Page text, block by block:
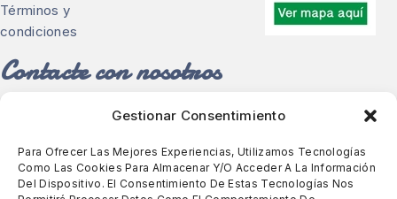
Gestionar Consentimiento
Para Ofrecer Las Mejores Experiencias, Utilizamos Tecnologías
Como Las Cookies Para Almacenar Y/o Acceder A La Información
Del Dispositivo. El Consentimiento De Estas Tecnologías Nos
Términos y
condiciones
Contacte con nosotros
Descubra toda la gama de calzado cómodo y para
Calle de Bailèn, 237, Barcelona
93 213 51 43-644 635 846